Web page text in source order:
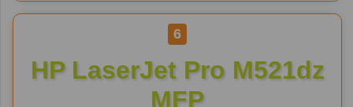
6
HP LaserJet Pro M521dz
MFP